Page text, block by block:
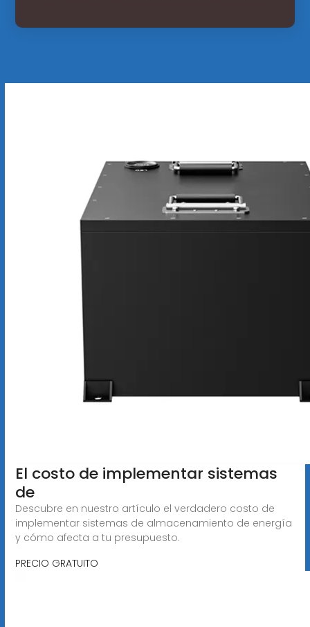
El costo de implementar sistemas
de
Descubre en nuestro artículo el verdadero costo de
implementar sistemas de almacenamiento de energía
y cómo afecta a tu presupuesto.
PRECIO GRATUITO